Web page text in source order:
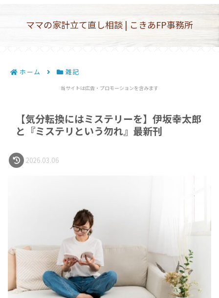
ママの家計立て直し相談 | こきあFP事務所
ホーム 雑記
当サイトは広告・プロモーションを含みます
【気分転換にはミステリーを】伊坂幸太郎
と『ミステリという勿れ』最新刊
2026.03.06